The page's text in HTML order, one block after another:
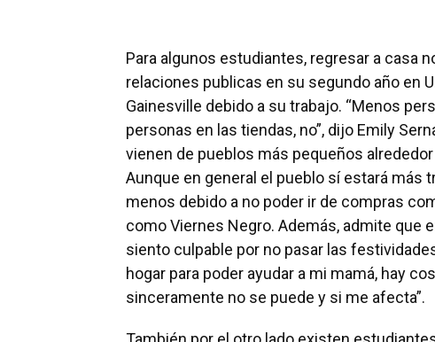
Para algunos estudiantes, regresar a casa
relaciones publicas en su segundo año en
Gainesville debido a su trabajo. “Menos
personas en las tiendas, no”, dijo Emily
vienen de pueblos más pequeños
Aunque en general el pueblo sí estará más
menos debido a no poder ir de compras
como Viernes Negro. Además, admite que
siento culpable por no pasar las
hogar para poder ayudar a mi mamá, hay
sinceramente no se puede y si me afecta”.